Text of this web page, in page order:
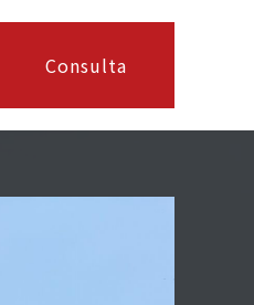
Consulta